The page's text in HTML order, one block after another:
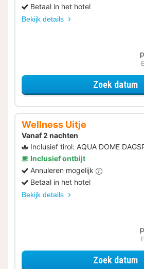
Betaal in het hotel
Bekijk details
Zoek datum
Wellness Uitje
Vanaf 2 nachten
Inclusief tirol: AQUA DOME
Inclusief ontbijt
Annuleren mogelijk
Betaal in het hotel
Bekijk details
Zoek datum